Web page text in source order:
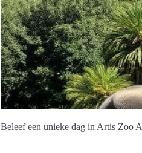
Beleef een unieke dag in Artis Zoo